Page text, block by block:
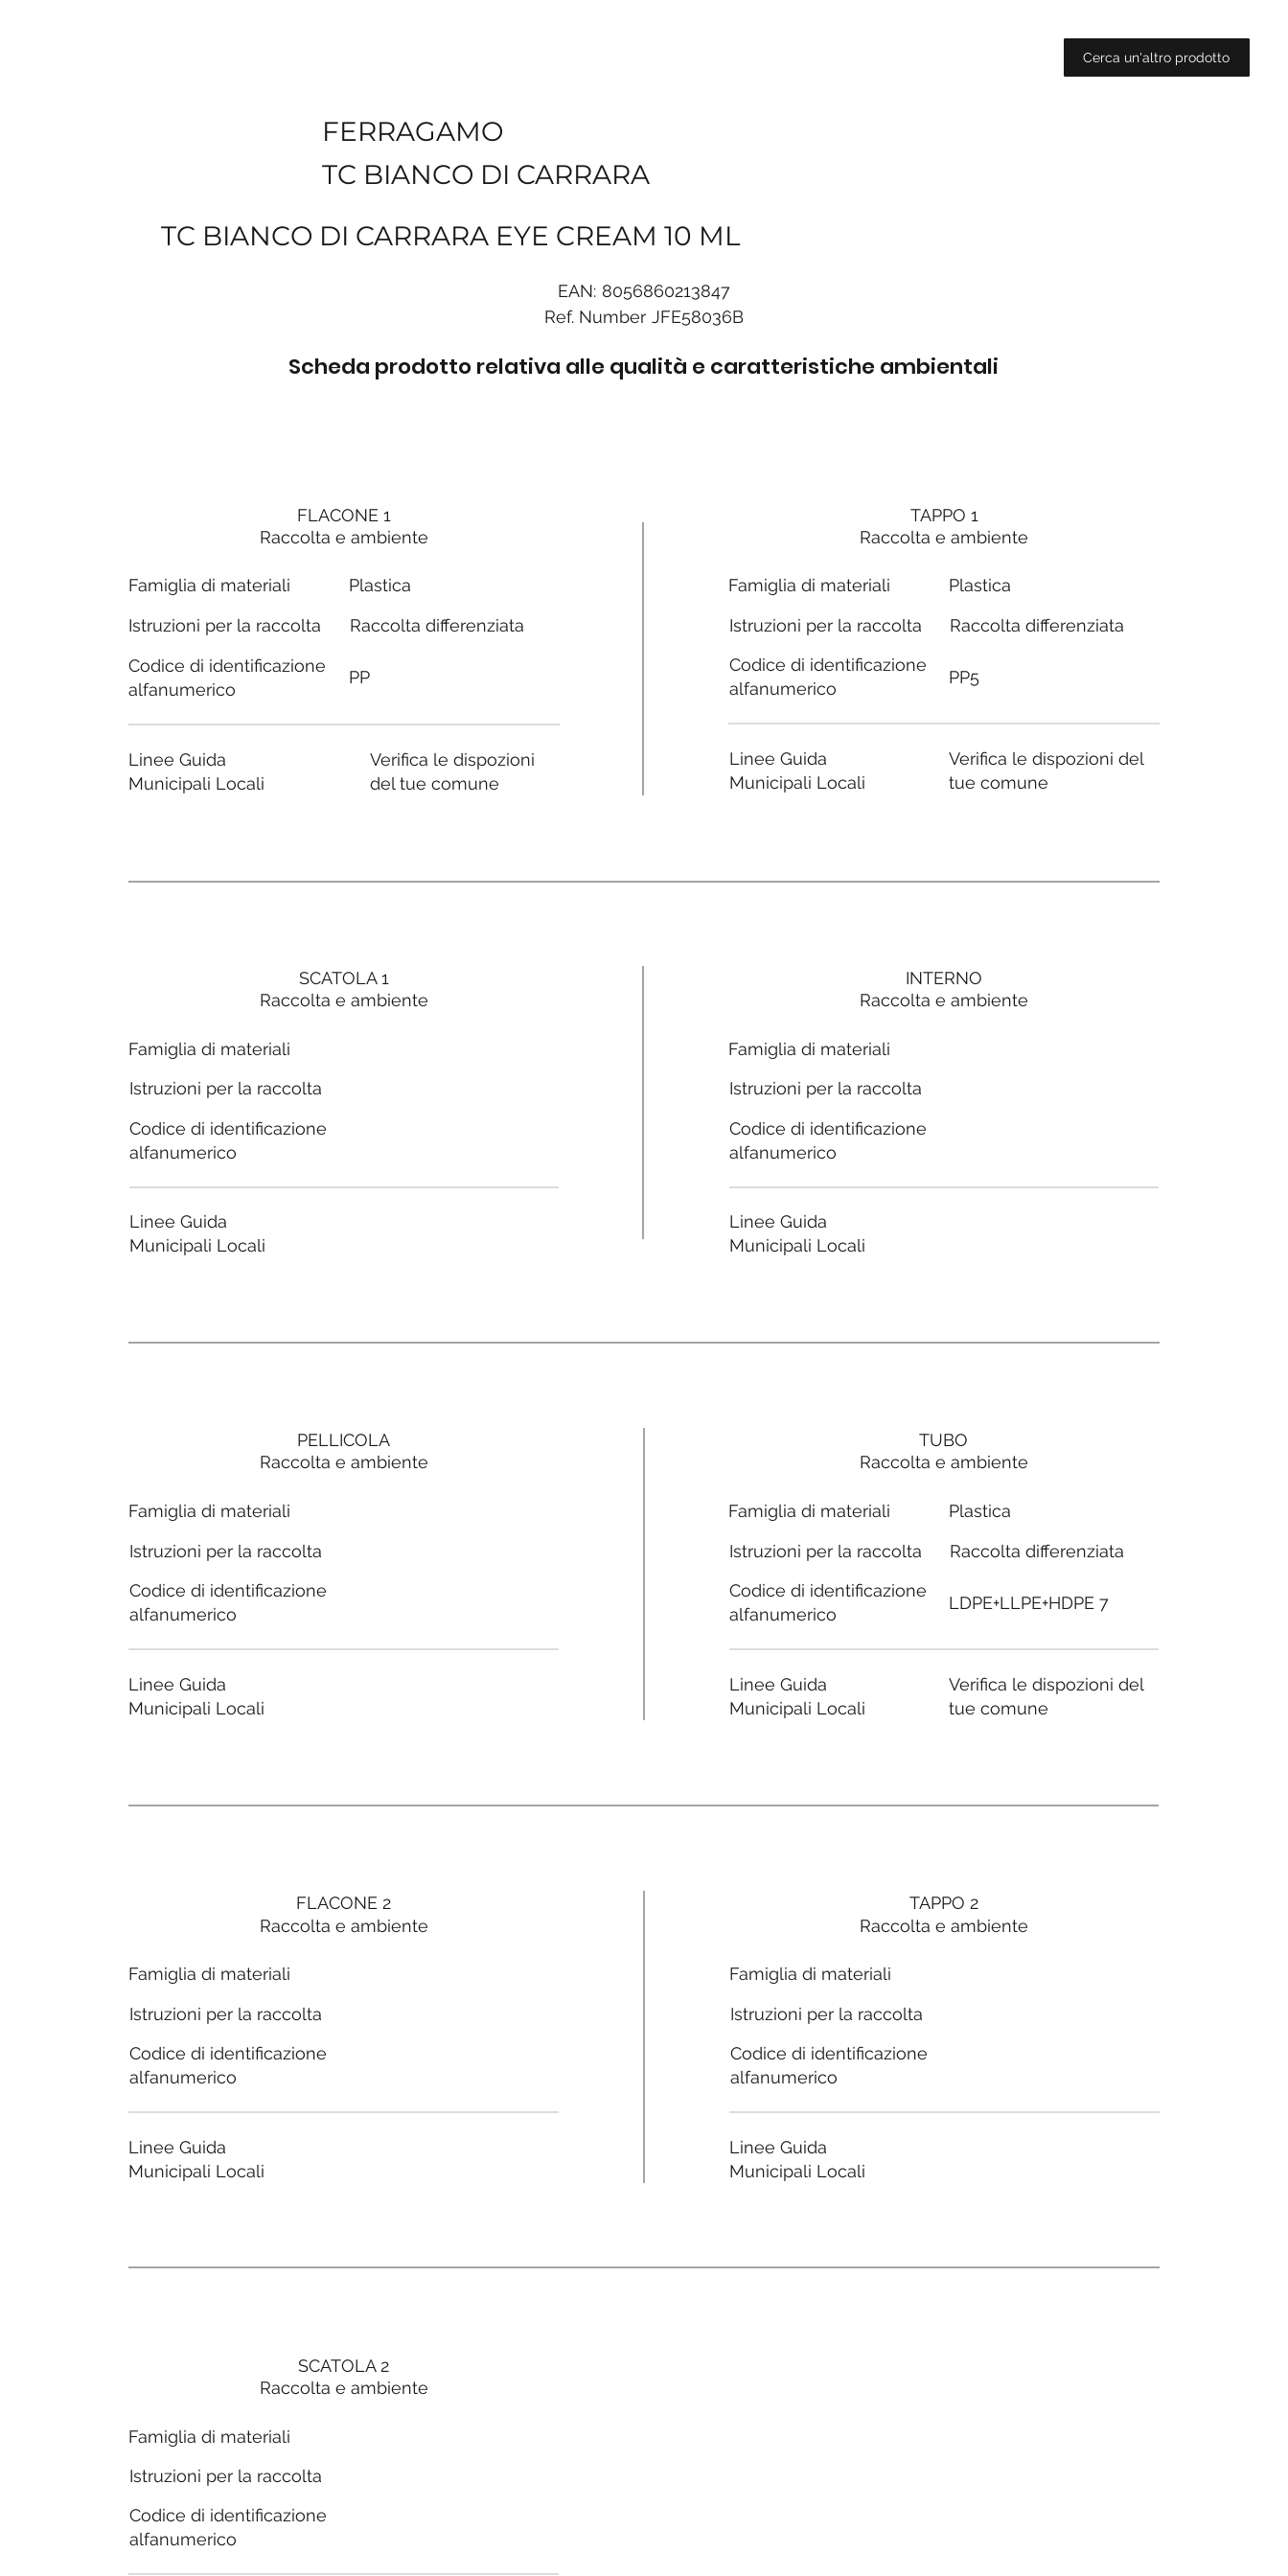
Cerca un'altro prodotto
FERRAGAMO
TC BIANCO DI CARRARA
TC BIANCO DI CARRARA EYE CREAM 10 ML
EAN: 8056860213847
Ref. Number JFE58036B
Scheda prodotto relativa alle qualità e caratteristiche ambientali
FLACONE 1
Raccolta e ambiente
Famiglia di materiali
Istruzioni per la raccolta
Codice di identificazione
alfanumerico
Linee Guida
Municipali Locali
Plastica
Raccolta differenziata
PP
Verifica le dispozioni
del tue comune
SCATOLA 1
Raccolta e ambiente
Famiglia di materiali
Istruzioni per la raccolta
Codice di identificazione
alfanumerico
Linee Guida
Municipali Locali
PELLICOLA
Raccolta e ambiente
Famiglia di materiali
Istruzioni per la raccolta
Codice di identificazione
alfanumerico
Linee Guida
Municipali Locali
FLACONE 2
Raccolta e ambiente
Famiglia di materiali
Istruzioni per la raccolta
Codice di identificazione
alfanumerico
Linee Guida
Municipali Locali
SCATOLA 2
Raccolta e ambiente
Famiglia di materiali
Istruzioni per la raccolta
Codice di identificazione
alfanumerico
TAPPO 1
Raccolta e ambiente
Famiglia di materiali
Istruzioni per la raccolta
Codice di identificazione
alfanumerico
Linee Guida
Municipali Locali
Plastica
Raccolta differenziata
PP5
Verifica le dispozioni del
tue comune
INTERNO
Raccolta e ambiente
Famiglia di materiali
Istruzioni per la raccolta
Codice di identificazione
alfanumerico
Linee Guida
Municipali Locali
TUBO
Raccolta e ambiente
Famiglia di materiali
Istruzioni per la raccolta
Codice di identificazione
alfanumerico
Linee Guida
Municipali Locali
Plastica
Raccolta differenziata
LDPE+LLPE+HDPE 7
Verifica le dispozioni del
tue comune
TAPPO 2
Raccolta e ambiente
Famiglia di materiali
Istruzioni per la raccolta
Codice di identificazione
alfanumerico
Linee Guida
Municipali Locali